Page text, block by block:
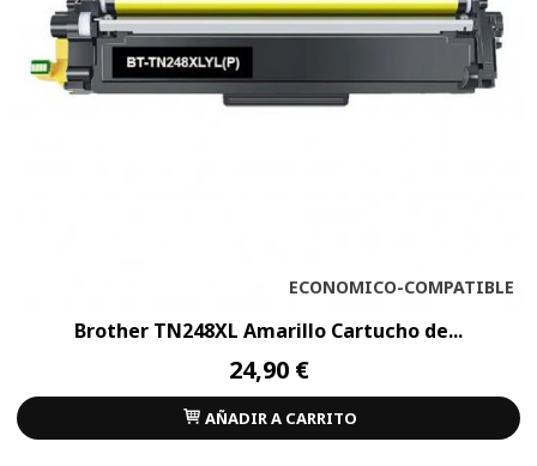
ECONOMICO-COMPATIBLE
Brother TN248XL Amarillo Cartucho de...
24,90 €
AÑADIR A CARRITO